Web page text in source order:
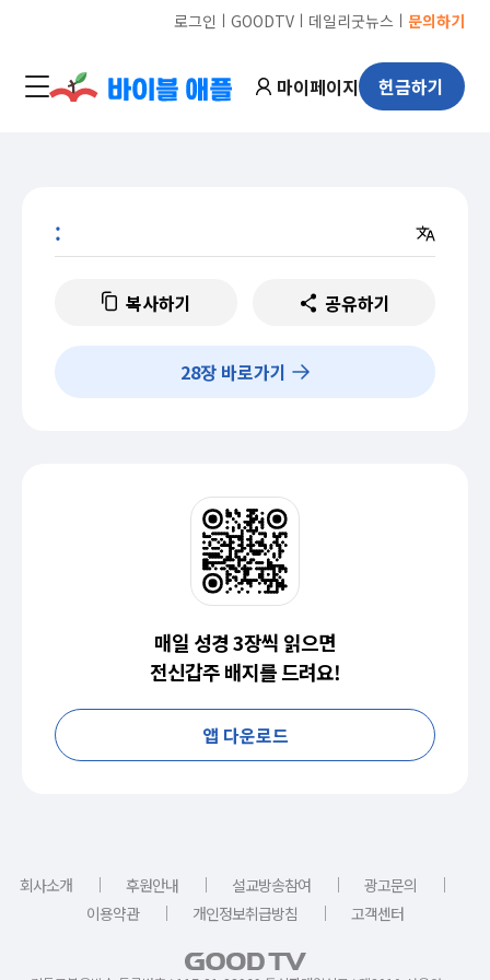
로그인 ㅣ GOODTVㅣ 데일리굿뉴스 ㅣ 문의하기
마이페이지 헌금하기
:
복사하기 공유하기
28장 바로가기
매일 성경 3장씩 읽으면
전신갑주 배지를 드려요!
앱 다운로드
회사소개 ｜ 후원안내 ｜ 설교방송참여 ｜ 광고문의
｜
이용약관
｜ 개인정보취급방침 ｜ 고객센터